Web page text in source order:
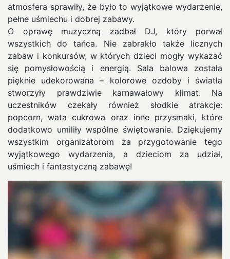
atmosfera sprawiły, że było to wyjątkowe wydarzenie,
pełne uśmiechu i dobrej zabawy.
O oprawę muzyczną zadbał DJ, który porwał
wszystkich do tańca. Nie zabrakło także licznych
zabaw i konkursów, w których dzieci mogły wykazać
się pomysłowością i energią. Sala balowa została
pięknie udekorowana – kolorowe ozdoby i światła
stworzyły prawdziwie karnawałowy klimat. Na
uczestników czekały również słodkie atrakcje:
popcorn, wata cukrowa oraz inne przysmaki, które
dodatkowo umiliły wspólne świętowanie. Dziękujemy
wszystkim organizatorom za przygotowanie tego
wyjątkowego wydarzenia, a dzieciom za udział,
uśmiech i fantastyczną zabawę!
Odtwarzacz